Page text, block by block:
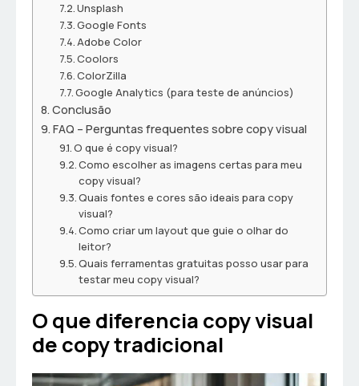
Unsplash
Google Fonts
Adobe Color
Coolors
ColorZilla
Google Analytics (para teste de anúncios)
Conclusão
FAQ – Perguntas frequentes sobre copy visual
O que é copy visual?
Como escolher as imagens certas para meu
copy visual?
Quais fontes e cores são ideais para copy
visual?
Como criar um layout que guie o olhar do
leitor?
Quais ferramentas gratuitas posso usar para
testar meu copy visual?
O que diferencia copy visual
de copy tradicional